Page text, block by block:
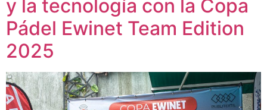
y la tecnología con la Copa
Pádel Ewinet Team Edition
2025